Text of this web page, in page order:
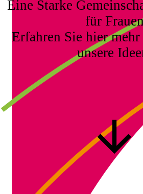
Eine Starke
für
Erfahren Sie hier
unsere